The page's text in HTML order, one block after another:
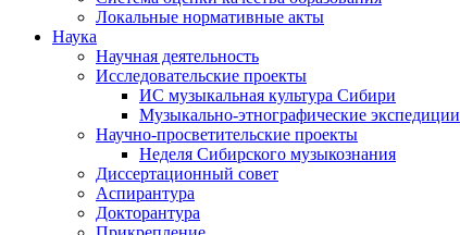
Локальные нормативные акты
Наука
Научная деятельность
Исследовательские проекты
ИС музыкальная культура Сибири
Музыкально-этнографические экспедиции
Научно-просветительские проекты
Неделя Сибирского музыкознания
Диссертационный совет
Аспирантура
Докторантура